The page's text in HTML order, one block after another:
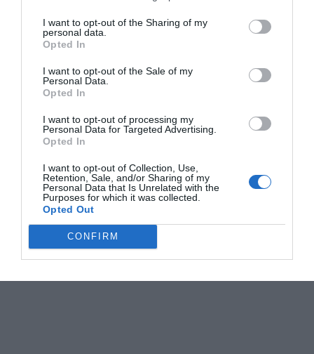
I want to opt-out of the Sharing of my
personal data.
Opted In
I want to opt-out of the Sale of my
Personal Data.
Opted In
I want to opt-out of processing my
Personal Data for Targeted Advertising.
Opted In
I want to opt-out of Collection, Use,
Retention, Sale, and/or Sharing of my
Personal Data that Is Unrelated with the
Purposes for which it was collected.
Opted Out
CONFIRM